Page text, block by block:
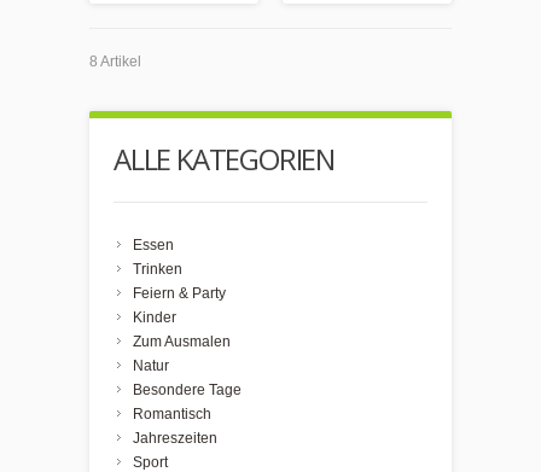
8 Artikel
ALLE KATEGORIEN
Essen
Trinken
Feiern & Party
Kinder
Zum Ausmalen
Natur
Besondere Tage
Romantisch
Jahreszeiten
Sport